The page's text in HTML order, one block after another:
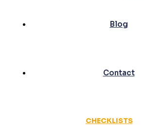
Blog
Contact
CHECKLISTS